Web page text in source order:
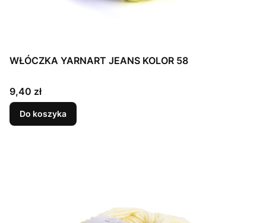
WŁÓCZKA YARNART JEANS KOLOR 58
Cena
9,40 zł
Do koszyka